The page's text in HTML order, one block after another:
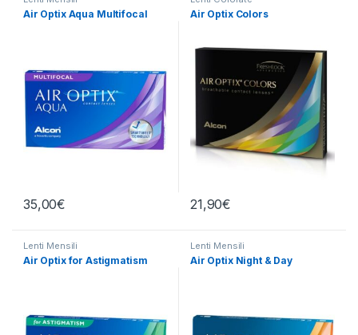
Air Optix Aqua Multifocal
35,00€
Air Optix Colors
21,90€
Lenti Mensili
Air Optix for Astigmatism
Lenti Mensili
Air Optix Night & Day